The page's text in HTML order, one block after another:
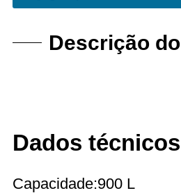
Descrição
Dados técnicos
Capacidade:900 L